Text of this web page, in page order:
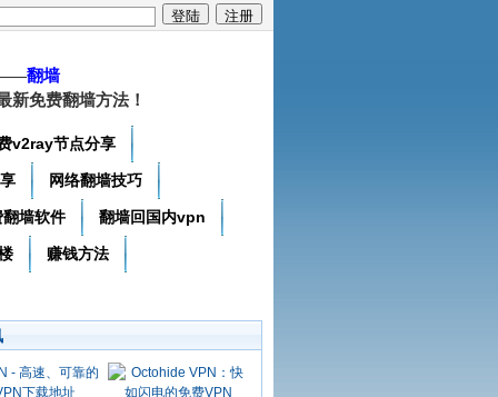
翻墙
新免费翻墙方法！
v2ray节点分享
网络翻墙技巧
翻墙软件 翻墙回国内vpn
赚钱方法